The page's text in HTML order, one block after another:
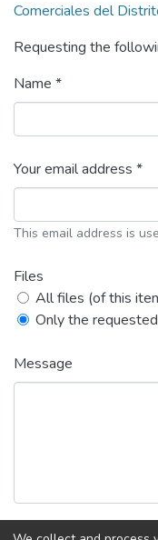
Comerciales del
Requesting the
Name *
Your email address *
This email address is
Files
All files (of this
Only the
Message